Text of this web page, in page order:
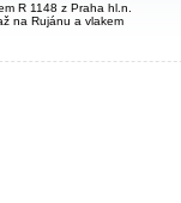
R 1148 z Praha hl.n.
na Rujánu a vlakem